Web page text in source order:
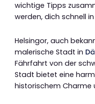
wichtige Tipps
werden, dich schnell
Helsingor, auch
malerische Stadt in
Fährfahrt von der
Stadt bietet eine
historischem Charme